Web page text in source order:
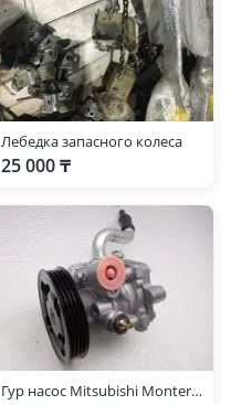
Лебедка запасного колеса
25 000 ₸
Гур насос Mitsubishi Montero Sport